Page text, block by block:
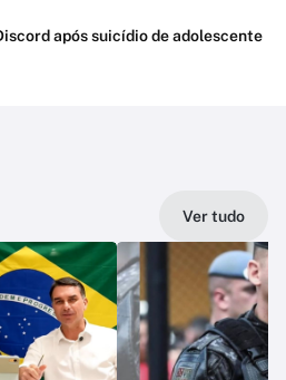
após suicídio de adolescente
Ver tudo